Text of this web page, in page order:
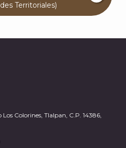
Territoriales)
Colorines, Tlalpan, C.P. 14386,